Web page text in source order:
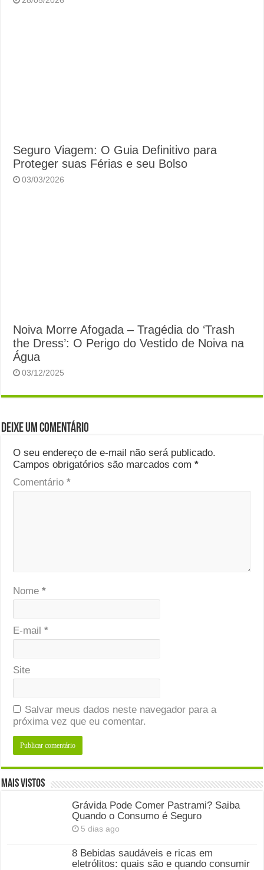
Seguro Viagem: O Guia Definitivo para
Proteger suas Férias e seu Bolso
03/03/2026
Noiva Morre Afogada – Tragédia do ‘Trash
the Dress’: O Perigo do Vestido de Noiva na
Água
03/12/2025
Deixe um comentário
O seu endereço de e-mail não será publicado.
Campos obrigatórios são marcados com*
Comentário*
Nome*
E-mail*
Site
Salvar meus dados neste navegador para a
próxima vez que eu comentar.
Mais Vistos
Grávida Pode Comer Pastrami? Saiba
Quando o Consumo é Seguro
5 dias ago
8 Bebidas saudáveis e ricas em
eletrólitos: quais são e quando consumir